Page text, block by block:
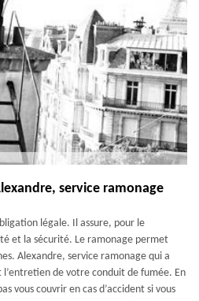
service ramonage
légale. Il assure, pour le
et la sécurité. Le ramonage permet
Alexandre, service ramonage qui a
de votre conduit de fumée. En
vous couvrir en cas d’accident si vous